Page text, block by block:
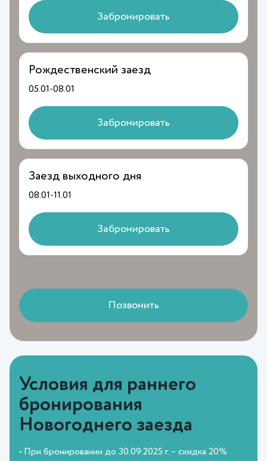
Забронировать
Рождественский заезд
05.01-08.01
Забронировать
Заезд выходного дня
08.01-11.01
Забронировать
Позвонить
Условия для раннего
бронирования
Новогоднего заезда
•⁠ ⁠При бронировании до 30.09.2025 г. – скидка 20%